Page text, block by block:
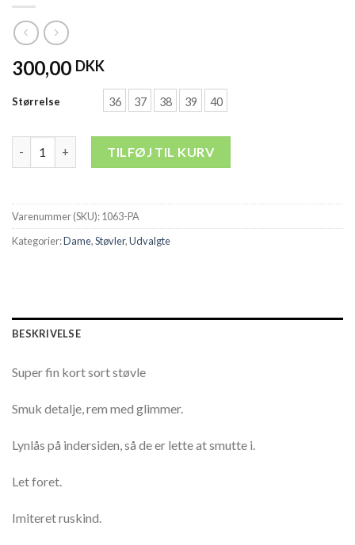
300,00 DKK
Størrelse 36 37 38 39 40
Sort støvle - Kort sort støvle, rem med glimmer antal
TILFØJ TIL KURV
Varenummer (SKU):1063-PA
Kategorier:Dame,Støvler,Udvalgte
BESKRIVELSE
Super fin kort sort støvle
Smuk detalje, rem med glimmer.
Lynlås på indersiden, så de er lette at smutte i.
Let foret.
Imiteret ruskind.